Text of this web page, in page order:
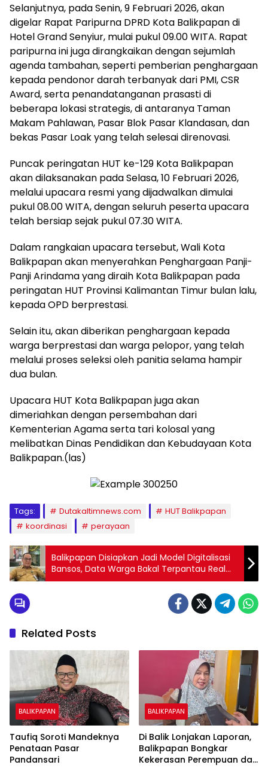
Selanjutnya, pada Senin, 9 Februari 2026, akan
digelar Rapat Paripurna DPRD Kota Balikpapan di
Hotel Grand Senyiur, mulai pukul 09.00 WITA. Rapat
paripurna ini juga dirangkaikan dengan sejumlah
agenda tambahan, seperti pemberian penghargaan
kepada pendonor darah terbanyak dari PMI, CSR
Award, serta penandatanganan prasasti di
beberapa lokasi strategis, di antaranya Taman
Makam Pahlawan, Pasar Blok Pasar Klandasan, dan
bekas Pasar Loak yang telah selesai direnovasi.
Puncak peringatan HUT ke-129 Kota Balikpapan
akan dilaksanakan pada Selasa, 10 Februari 2026,
melalui upacara resmi yang dijadwalkan dimulai
pukul 08.00 WITA, dengan seluruh peserta upacara
telah bersiap sejak pukul 07.30 WITA.
Dalam rangkaian upacara tersebut, Wali Kota
Balikpapan akan menyerahkan Penghargaan Panji-
Panji Arindama yang diraih Kota Balikpapan pada
peringatan HUT Provinsi Kalimantan Timur bulan lalu,
kepada OPD berprestasi.
Selain itu, akan diberikan penghargaan kepada
warga berprestasi dan warga pelopor, yang telah
melalui proses seleksi oleh panitia selama hampir
dua bulan.
Upacara HUT Kota Balikpapan juga akan
dimeriahkan dengan persembahan dari
Kementerian Agama serta tari kolosal yang
melibatkan Dinas Pendidikan dan Kebudayaan Kota
Balikpapan.(las)
Tags: Dutakaltimnews.com
HUT Balikpapan
koordinasi
perayaan
Balikpapan Disiapkan Jadi Model Digitalisasi
Bansos, Data Warga Bakal Terpantau Real
Time dari RT
Related Posts
BALIKPAPAN
Taufiq Soroti Mandeknya
Penataan Pasar
Pandansari
BALIKPAPAN
Di Balik Lonjakan Laporan,
Balikpapan Bongkar
Kekerasan Perempuan dan